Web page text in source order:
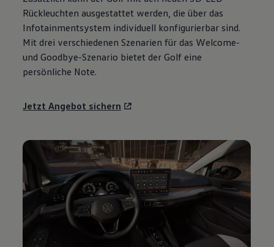
Motorenöl und Flüssigkeiten
Räder und Reifen
Pannen- und Unfallhilfe
Economy Service
Volkswagen Teile
Zubehör
Modellspezifisches Zubehör
Entertainment und Elektronik
Digitale Extras
Dienste für Ihr Modell finden
Volkswagen Apps, Login und Shop
Handy und Fahrzeug verbinden
Updates für Software, Karten und Radio
Über Ihr Auto
Vorgängermodelle
Kundeninformationen
Volkswagen Kundenbetreuung
Warn- und Kontrollleuchten
Rückleuchten ausgestattet werden, die über das
Infotainmentsystem individuell konfigurierbar sind.
Mit drei verschiedenen Szenarien für das Welcome-
und Goodbye-Szenario bietet der Golf eine
persönliche Note.
Jetzt Angebot sichern